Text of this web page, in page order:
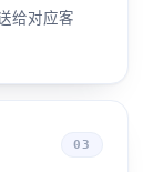
给对应客
03